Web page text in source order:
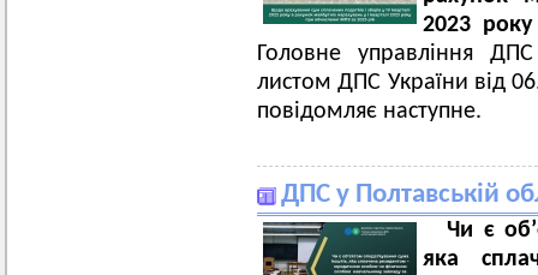
2023
Головне управління
листом ДПС України від
повідомляє наступне.
ДПС у Полтавській
Чи є об’
яка